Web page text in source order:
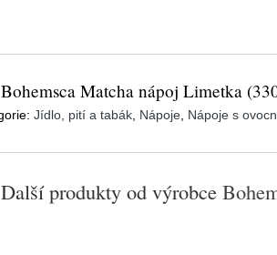
Bohemsca Matcha nápoj Limetka
Jídlo, pití a tabák Nápoje Nápoje s
Další produkty od výrobce